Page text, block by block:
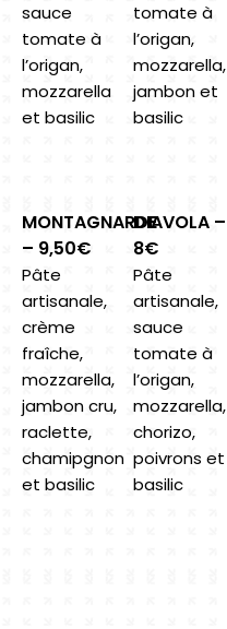
sauce
tomate à
l’origan,
mozzarella
et basilic
tomate à
l’origan,
mozzarella,
jambon et
basilic
MONTAGNARDE
– 9,50€
Pâte
artisanale,
crème
fraîche,
mozzarella,
jambon cru,
raclette,
chamipgnon
et basilic
DIAVOLA –
8€
Pâte
artisanale,
sauce
tomate à
l’origan,
mozzarella,
chorizo,
poivrons et
basilic